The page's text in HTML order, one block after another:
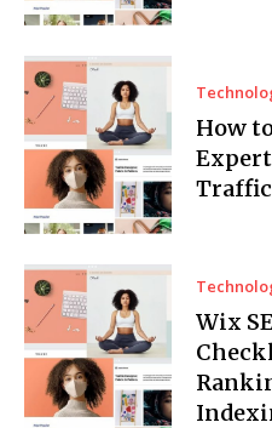
How
Traffic
Wix